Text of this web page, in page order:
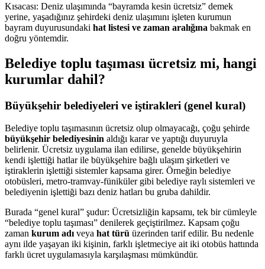
Kısacası: Deniz ulaşımında “bayramda kesin ücretsiz” demek
yerine, yaşadığınız şehirdeki deniz ulaşımını işleten kurumun
bayram duyurusundaki hat listesi ve zaman aralığına bakmak en
doğru yöntemdir.
Belediye toplu taşıması ücretsiz mi, hangi
kurumlar dahil?
Büyükşehir belediyeleri ve iştirakleri (genel kural)
Belediye toplu taşımasının ücretsiz olup olmayacağı, çoğu şehirde
büyükşehir belediyesinin aldığı karar ve yaptığı duyuruyla
belirlenir. Ücretsiz uygulama ilan edilirse, genelde büyükşehirin
kendi işlettiği hatlar ile büyükşehire bağlı ulaşım şirketleri ve
iştiraklerin işlettiği sistemler kapsama girer. Örneğin belediye
otobüsleri, metro-tramvay-füniküler gibi belediye raylı sistemleri ve
belediyenin işlettiği bazı deniz hatları bu gruba dahildir.
Burada “genel kural” şudur: Ücretsizliğin kapsamı, tek bir cümleyle
“belediye toplu taşıması” denilerek geçiştirilmez. Kapsam çoğu
zaman kurum adı veya hat türü üzerinden tarif edilir. Bu nedenle
aynı ilde yaşayan iki kişinin, farklı işletmeciye ait iki otobüs hattında
farklı ücret uygulamasıyla karşılaşması mümkündür.